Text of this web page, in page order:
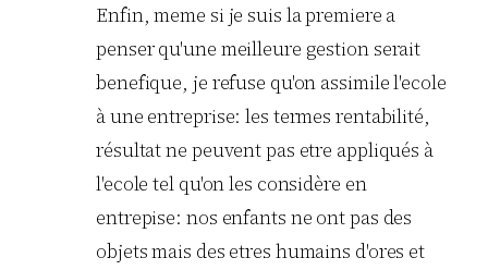
Enfin, meme si je suis la premiere a
penser qu'une meilleure gestion serait
benefique, je refuse qu'on assimile l'ecole
à une entreprise: les termes rentabilité,
résultat ne peuvent pas etre appliqués à
l'ecole tel qu'on les considère en
entrepise: nos enfants ne ont pas des
objets mais des etres humains d'ores et